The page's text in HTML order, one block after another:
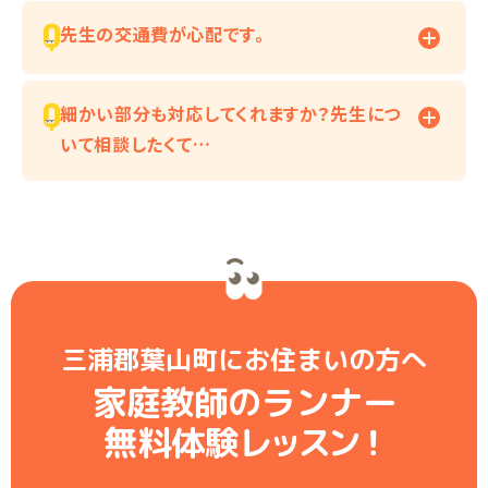
先生の交通費が心配です。
細かい部分も対応してくれますか？先生につ
いて相談したくて…
三浦郡葉山町にお住まいの方へ
家庭教師のランナー
無料体験レッスン！